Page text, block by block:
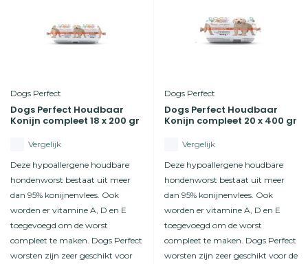
Dogs Perfect
Dogs Perfect Houdbaar
Konijn compleet 18 x 200 gr
Vergelijk
Deze hypoallergene houdbare
hondenworst bestaat uit meer
dan 95% konijnenvlees. Ook
worden er vitamine A, D en E
toegevoegd om de worst
compleet te maken. Dogs Perfect
worsten zijn zeer geschikt voor
Dogs Perfect
Dogs Perfect Houdbaar
Konijn compleet 20 x 400 gr
Vergelijk
Deze hypoallergene houdbare
hondenworst bestaat uit meer
dan 95% konijnenvlees. Ook
worden er vitamine A, D en E
toegevoegd om de worst
compleet te maken. Dogs Perfect
worsten zijn zeer geschikt voor de